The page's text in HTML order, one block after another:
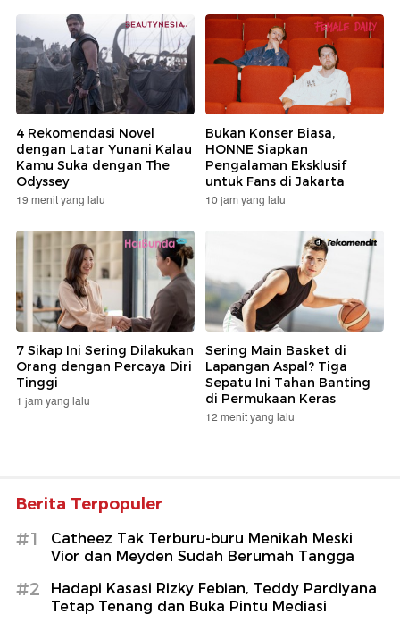
4 Rekomendasi Novel
dengan Latar Yunani Kalau
Kamu Suka dengan The
Odyssey
19 menit yang lalu
Bukan Konser Biasa,
HONNE Siapkan
Pengalaman Eksklusif
untuk Fans di Jakarta
10 jam yang lalu
7 Sikap Ini Sering Dilakukan
Orang dengan Percaya Diri
Tinggi
1 jam yang lalu
Sering Main Basket di
Lapangan Aspal? Tiga
Sepatu Ini Tahan Banting
di Permukaan Keras
12 menit yang lalu
Berita Terpopuler
#1
Catheez Tak Terburu-buru Menikah Meski
Vior dan Meyden Sudah Berumah Tangga
#2
Hadapi Kasasi Rizky Febian, Teddy Pardiyana
Tetap Tenang dan Buka Pintu Mediasi